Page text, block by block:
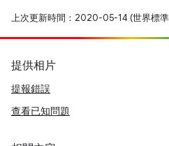
上次更新時間：2020-05-14 (世界標準
提供相片
提報錯誤
查看已知問題